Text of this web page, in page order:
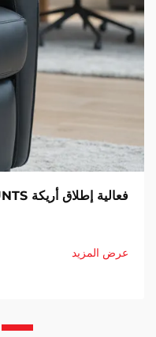
فعالية إطلاق أريكة V-MOUNTS الوظيفية القابلة للإمالة
عرض المزيد